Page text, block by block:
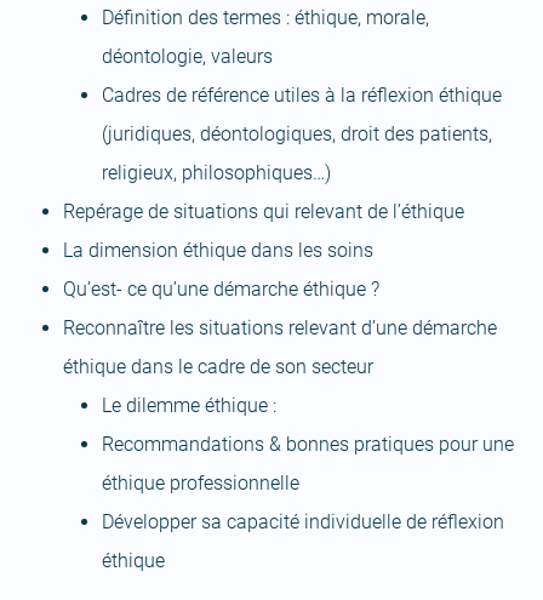
Définition des termes : éthique, morale,
déontologie, valeurs
Cadres de référence utiles à la réflexion éthique
(juridiques, déontologiques, droit des patients,
religieux, philosophiques…)
Repérage de situations qui relevant de l’éthique
La dimension éthique dans les soins
Qu’est- ce qu’une démarche éthique ?
Reconnaître les situations relevant d’une démarche
éthique dans le cadre de son secteur
Le dilemme éthique :
Recommandations & bonnes pratiques pour une
éthique professionnelle
Développer sa capacité individuelle de réflexion
éthique